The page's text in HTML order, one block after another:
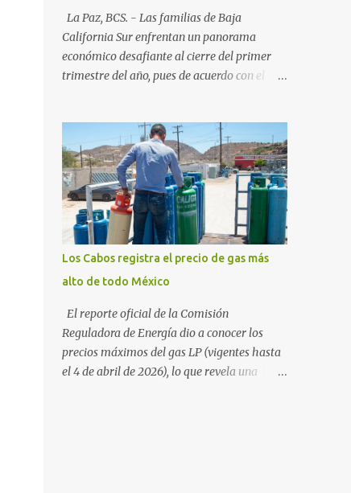
encabeza las expectativas con un
impresionante 89% de ocupación,
impulsado por el interés creciente en el
turismo de naturaleza. Le siguen destinos
Nuevo). La Paz: 66%. Loreto: 58%. Mulegé:
54%. "Estamos viendo un fenómeno de
diversificación. Ya no solo vienen por el lujo
de Los Cabos, sino por la aut...
La Paz, BCS. - Las familias de Baja
California Sur enfrentan un panorama
económico desafiante al cierre del primer
trimestre del año, pues de acuerdo con el
sudcalifornia se consolidó como la tercera
entidad con el costo de vida más elevado en
cuanto a productos de primera necesidad a
nivel nacional. Los datos correspondientes al
cierre de marzo y la primera semana de
abril revelan que adquirir el paquete de los
24 productos esenciales alcanzó un precio de
942.50 pesos en la ciudad de La Paz . Este
monto fue detectado específicamente en el
establecimiento Bodega Aurrera ubicado en
el fraccionamiento Camino Real, superando
la barrera de los 910 pesos establecida como
meta por el gobierno federal en el Paquete
Los Cabos registra el precio de gas más
alto de todo México
El reporte oficial de la Comisión
Reguladora de Energía dio a conocer los
precios máximos del gas LP (vigentes hasta
el 4 de abril de 2026), lo que revela una